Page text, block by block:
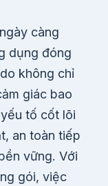
càng
dụng đóng
không chỉ
giác bao
tố cốt lõi
an toàn tiếp
vững. Với
gói, việc